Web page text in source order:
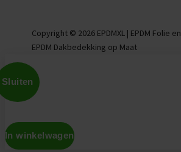
Copyright © 2026 EPDMXL | EPDM Folie en
EPDM Dakbedekking op Maat
Sluiten
In winkelwagen